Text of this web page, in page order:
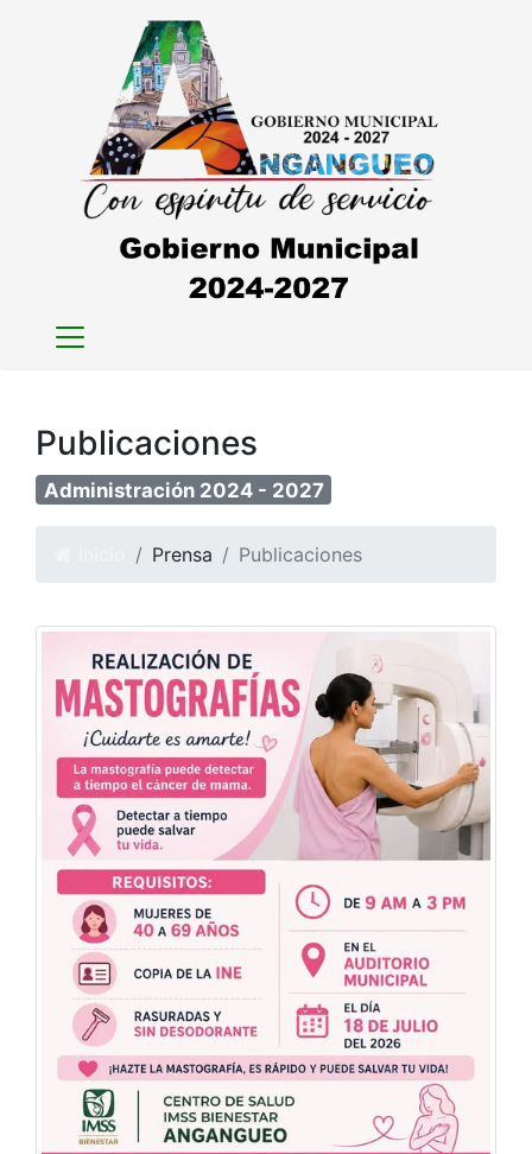
Publicaciones
Administración 2024 - 2027
Prensa Publicaciones